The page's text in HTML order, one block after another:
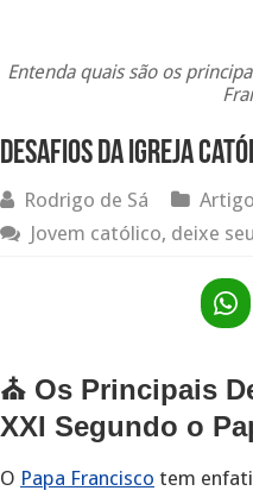
Entenda quais são os
Desafios da Igreja
Rodrigo de Sá
Jovem católico, deixe
⛪ Os Principais
XXI Segundo o
O Papa Francisco tem